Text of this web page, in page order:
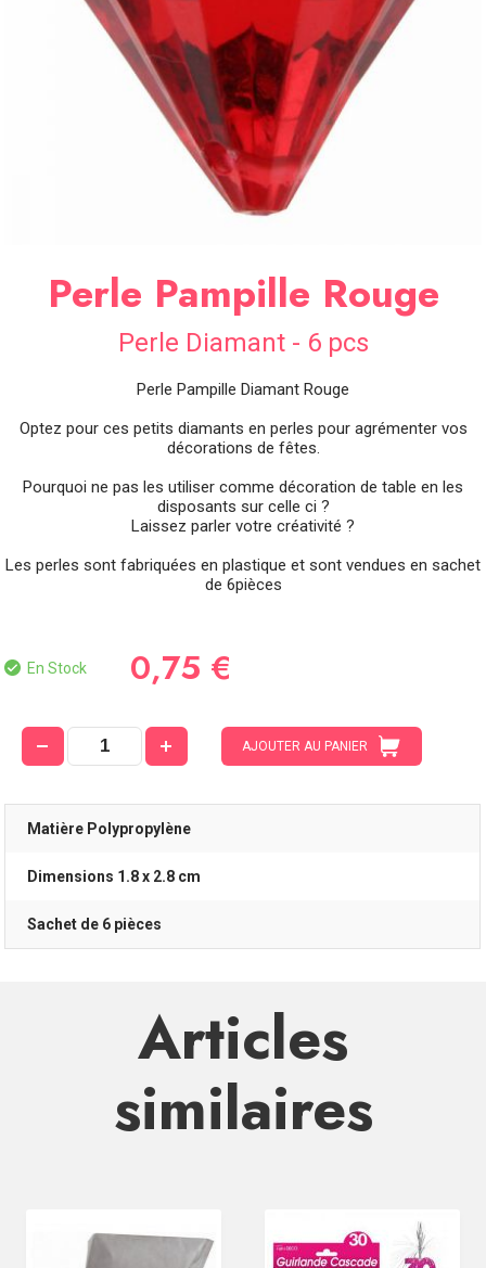
Perle Pampille Rouge
Perle Diamant - 6 pcs
Perle Pampille Diamant Rouge
Optez pour ces petits diamants en perles pour agrémenter vos
décorations de fêtes.
Pourquoi ne pas les utiliser comme décoration de table en les
disposants sur celle ci ?
Laissez parler votre créativité ?
Les perles sont fabriquées en plastique et sont vendues en sachet
de 6pièces
En Stock 0,75 €
AJOUTER AU PANIER
Matière Polypropylène
Dimensions 1.8 x 2.8 cm
Sachet de 6 pièces
Articles
similaires